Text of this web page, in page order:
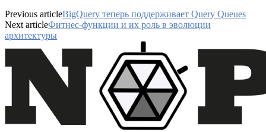
Previous articleBigQuery теперь поддерживает Query Queues
Next articleФитнес-функции и их роль в эволюции
архитектуры